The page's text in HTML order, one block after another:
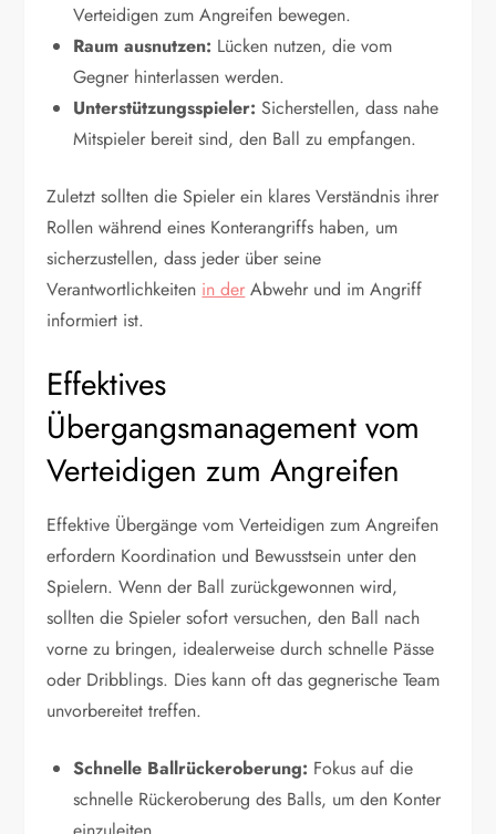
Verteidigen zum Angreifen bewegen.
Raum ausnutzen: Lücken nutzen, die vom
Gegner hinterlassen werden.
Unterstützungsspieler: Sicherstellen, dass nahe
Mitspieler bereit sind, den Ball zu empfangen.
Zuletzt sollten die Spieler ein klares Verständnis ihrer
Rollen während eines Konterangriffs haben, um
sicherzustellen, dass jeder über seine
Verantwortlichkeiten in der Abwehr und im Angriff
informiert ist.
Effektives
Übergangsmanagement vom
Verteidigen zum Angreifen
Effektive Übergänge vom Verteidigen zum Angreifen
erfordern Koordination und Bewusstsein unter den
Spielern. Wenn der Ball zurückgewonnen wird,
sollten die Spieler sofort versuchen, den Ball nach
vorne zu bringen, idealerweise durch schnelle Pässe
oder Dribblings. Dies kann oft das gegnerische Team
unvorbereitet treffen.
Schnelle Ballrückeroberung: Fokus auf die
schnelle Rückeroberung des Balls, um den Konter